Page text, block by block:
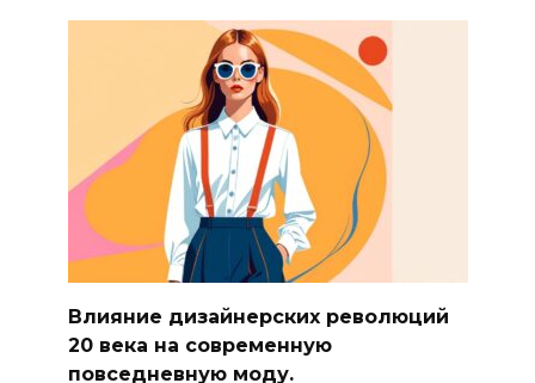
Влияние дизайнерских революций
20 века на современную
повседневную моду.